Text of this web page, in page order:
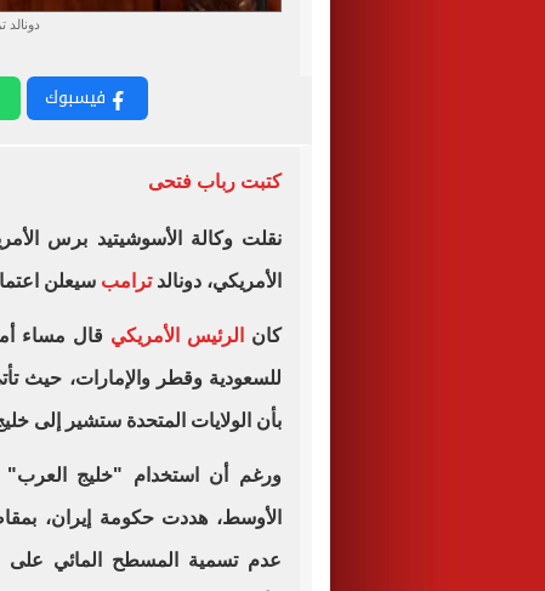
فيسبوك
كتبت رباب فتحى
نقلت وكالة الأسوشيتيد برس
الأمريكي، دونالدترامب سيعلن
كان الرئيس الأمريكي قال مساء
للسعودية وقطر والإمارات، حيث
بأن الولايات المتحدة ستشير إلى
ورغم أن استخدام "خليج العرب"
عدم تسمية المسطح المائي على